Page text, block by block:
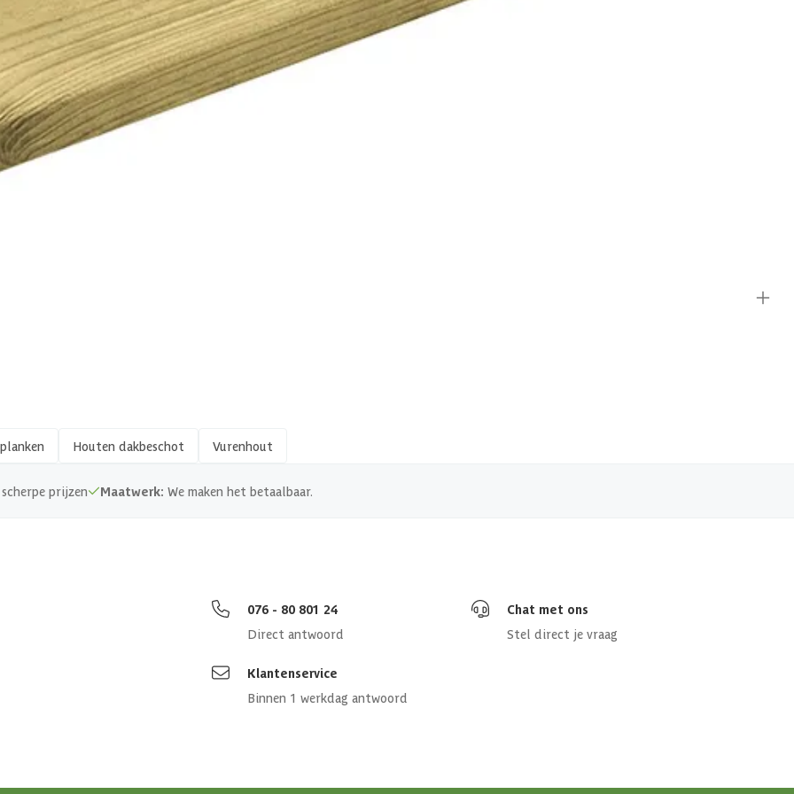
Vurenhout
Blank
Out of stock
18 x 70 mm
Zachthout
Houten dakbeschot Vurenhout
prijzen Maatwerk: We maken het betaalbaar.
076 - 80 801 24
Direct antwoord
Chat met ons
Stel direct je vraag
Klantenservice
Binnen 1 werkdag antwoord